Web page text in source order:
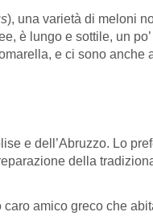
), una varietà di meloni
è lungo e sottile, un
e ci sono anche
e dell’Abruzzo. Lo
della
amico greco che